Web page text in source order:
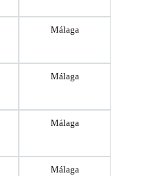
Málaga
Málaga
Málaga
Málaga